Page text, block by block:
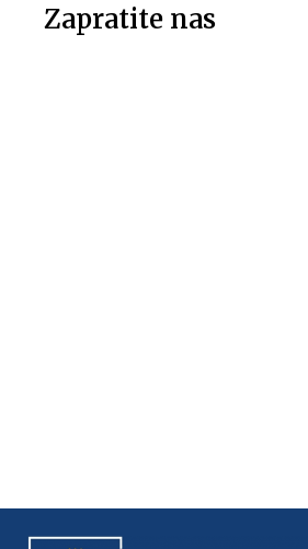
Zapratite nas